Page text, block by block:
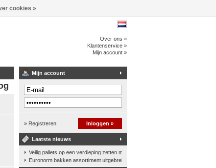
Over ons »
Klantenservice »
Mijn account »
Mijn account
» Registreren Inloggen »
Laatste nieuws
Veilig pallets op een verdieping zetten met een palletkantelhek
Euronorm bakken assortiment uitgebreid
cookies »